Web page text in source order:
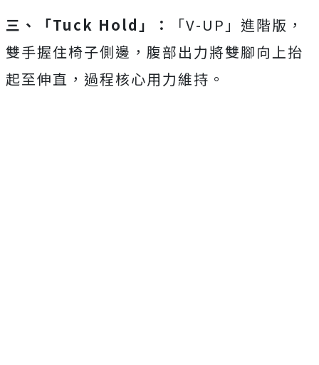
三、「Tuck Hold」：
「V-UP」進階版，
雙手握住椅子側邊，腹部出力將雙腳向上抬
起至伸直，過程核心用力維持。